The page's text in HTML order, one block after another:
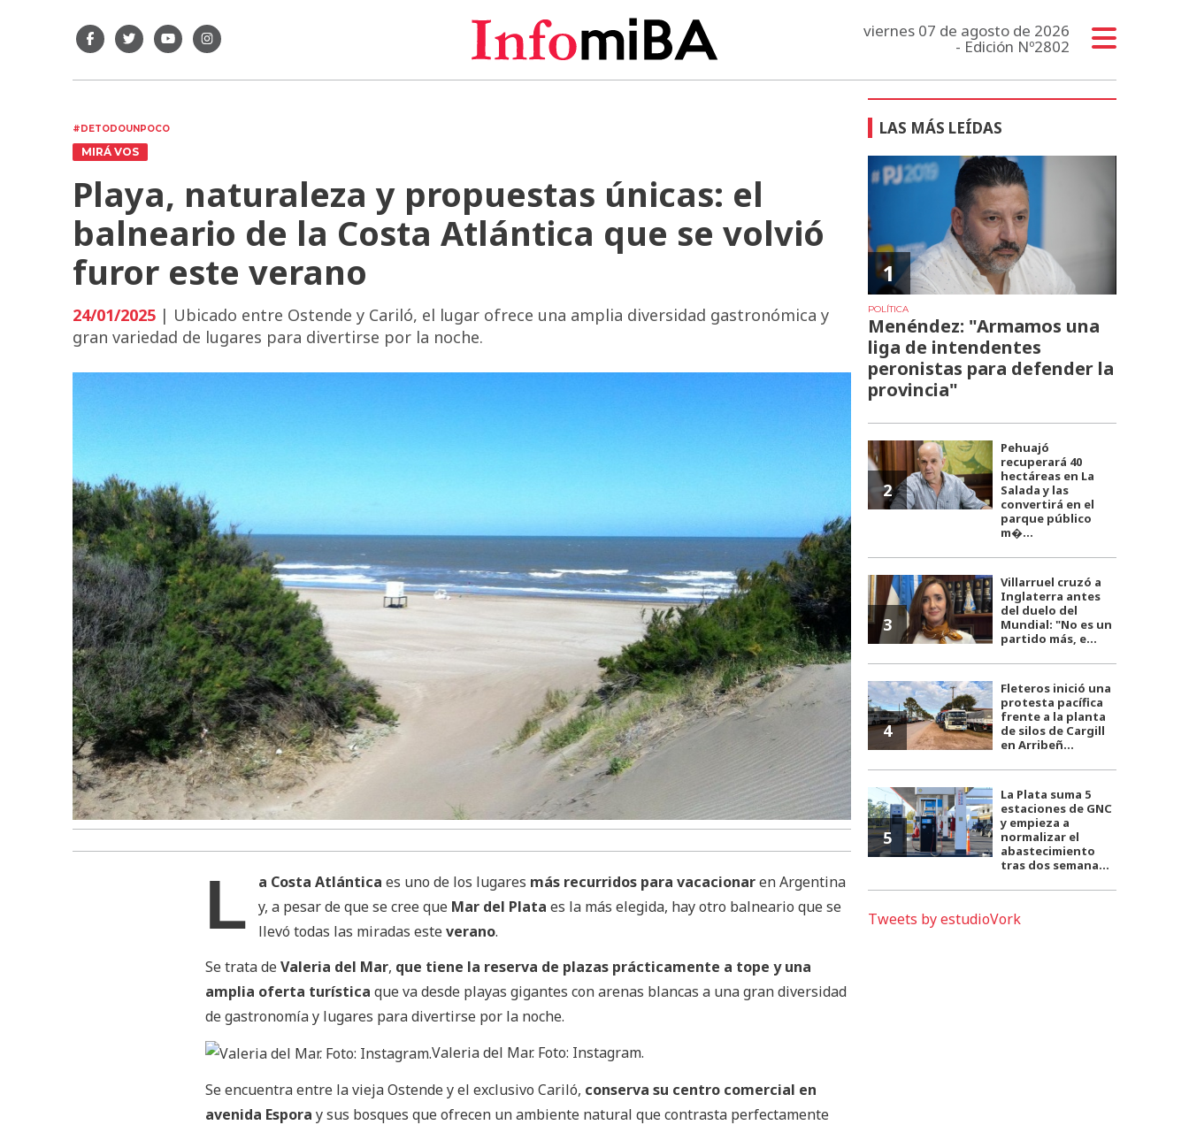
viernes 07 de agosto de 2026
- Edición Nº2802
#DETODOUNPOCO
MIRÁ VOS
Playa, naturaleza y propuestas únicas: el
balneario de la Costa Atlántica que se volvió
furor este verano
24/01/2025 | Ubicado entre Ostende y Cariló, el lugar ofrece una amplia diversidad gastronómica y
gran variedad de lugares para divertirse por la noche.
L a Costa Atlántica es uno de los lugares más recurridos para vacacionaren Argentina
y, a pesar de que se cree que Mar del Plata es la más elegida, hay otro balneario que se
llevó todas las miradas esteverano.
Se trata deValeria del Mar, que tiene la reserva de plazas prácticamente a tope y una
amplia oferta turística que va desde playas gigantes con arenas blancas a una gran diversidad
de gastronomía y lugares para divertirse por la noche.
Valeria del Mar. Foto: Instagram.
Se encuentra entre la vieja Ostende y el exclusivo Cariló, conserva su centro comercial en
avenida Espora y sus bosques que ofrecen un ambiente natural que contrasta perfectamente
LAS MÁS LEÍDAS
1
POLÍTICA
Menéndez: "Armamos una
liga de intendentes
peronistas para defender la
provincia"
2
Pehuajó
recuperará 40
hectáreas en La
Salada y las
convertirá en el
parque público
m�...
3
Villarruel cruzó a
Inglaterra antes
del duelo del
Mundial: "No es un
partido más, e...
4
Fleteros inició una
protesta pacífica
frente a la planta
de silos de Cargill
en Arribeñ...
5
La Plata suma 5
estaciones de GNC
y empieza a
normalizar el
abastecimiento
tras dos semana...
Tweets by estudioVork